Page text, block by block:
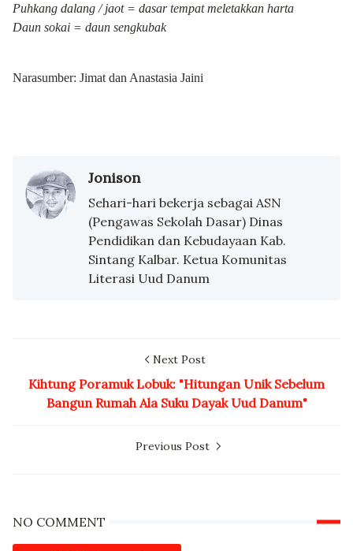
Puhkang dalang / jaot = dasar tempat meletakkan harta
Daun sokai = daun sengkubak
Narasumber: Jimat dan Anastasia Jaini
Jonison
Sehari-hari bekerja sebagai ASN
(Pengawas Sekolah Dasar) Dinas
Pendidikan dan Kebudayaan Kab.
Sintang Kalbar. Ketua Komunitas
Literasi Uud Danum
Next Post
Kihtung Poramuk Lobuk: "Hitungan Unik Sebelum
Bangun Rumah Ala Suku Dayak Uud Danum"
Previous Post
NO COMMENT